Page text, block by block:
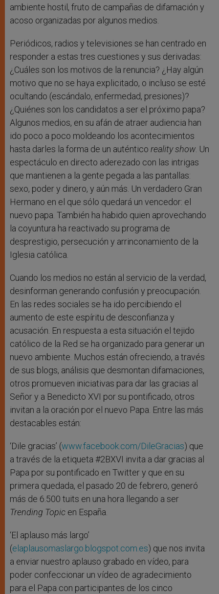
ambiente hostil, fruto de campañas de difamación y
acoso organizadas por algunos medios.
Periódicos, radios y televisiones se han centrado en
responder a estas tres cuestiones y sus derivadas:
¿Cuáles son los motivos de la renuncia? ¿Hay algún
motivo que no se haya explicitado, o incluso se esté
ocultando (escándalo, enfermedad, presiones)?
¿Quiénes son los candidatos a ser el próximo papa?
Algunos medios, en su afán de atraer audiencia han
ido poco a poco moldeando los acontecimientos
hasta darles la forma de un auténtico reality show. Un
espectáculo en directo aderezado con las intrigas
que mantienen a la gente pegada a las pantallas:
sexo, poder y dinero, y aún más. Un verdadero Gran
Hermano en el que sólo quedará un vencedor: el
nuevo papa. También ha habido quien aprovechando
la coyuntura ha reactivado su programa de
desprestigio, persecución y arrinconamiento de la
Iglesia católica.
Cuando los medios no están al servicio de la verdad,
desinforman generando confusión y preocupación.
En las redes sociales se ha ido percibiendo el
aumento de este espíritu de desconfianza y
acusación. En respuesta a esta situación el tejido
católico de la Red se ha organizado para generar un
nuevo ambiente. Muchos están ofreciendo, a través
de sus blogs, análisis que desmontan difamaciones,
otros promueven iniciativas para dar las gracias al
Señor y a Benedicto XVI por su pontificado, otros
invitan a la oración por el nuevo Papa. Entre las más
destacables están:
‘Dile gracias’ (www.facebook.com/DileGracias) que
a través de la etiqueta #2BXVI invita a dar gracias al
Papa por su pontificado en Twitter y que en su
primera quedada, el pasado 20 de febrero, generó
más de 6.500 tuits en una hora llegando a ser
Trending Topic en España.
‘El aplauso más largo’
(elaplausomaslargo.blogspot.com.es) que nos invita
a enviar nuestro aplauso grabado en vídeo, para
poder confeccionar un vídeo de agradecimiento
para el Papa con participantes de los cinco